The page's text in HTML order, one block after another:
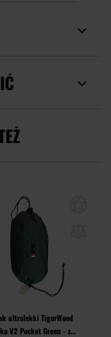
ultralekki TigerWood
V2 Pocket Green - z